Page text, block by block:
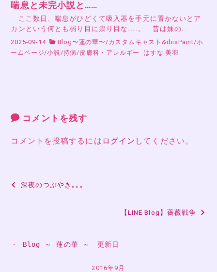
喘息と未完小説と……
ここ数日、喘息がひどくて吸入器を手元に置かないとア
カンという何とも弱り目に祟り目な……。 昔は妹の…
2025-09-14 Blog〜蓮の華〜 /カスタムキャスト&ibisPaint/ホ
ームページ/小説 /持病 / 皮膚科・アレルギー はすな 美羽
コメントを残す
コメントを投稿するには ログイン してください。
投
深夜のつぶやき｡｡｡
【LINE Blog】薔薇戦争
・ Blog ～ 蓮の華 ～ 更新日
2016年9月